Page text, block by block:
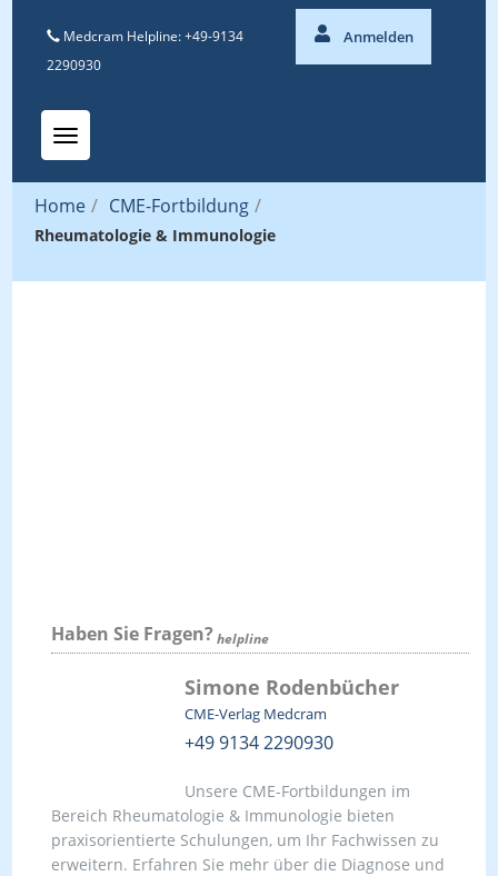
Medcram Helpline: +49-9134
2290930
Anmelden
Toggle navigation
Home / CME-Fortbildung /
Rheumatologie & Immunologie
Haben Sie Fragen? helpline
Simone Rodenbücher
CME-Verlag Medcram
+49 9134 2290930
Unsere CME-Fortbildungen im
Bereich Rheumatologie & Immunologie bieten
praxisorientierte Schulungen, um Ihr Fachwissen zu
erweitern. Erfahren Sie mehr über die Diagnose und